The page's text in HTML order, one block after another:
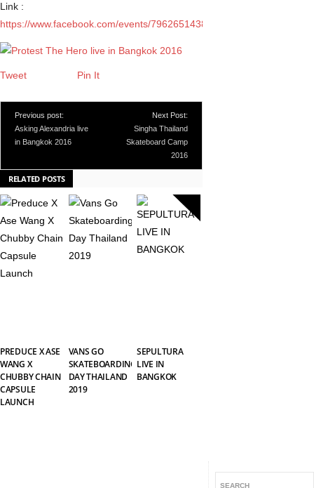
Link :
https://www.facebook.com/events/796265143811198/
Tweet Pin It
Previous post:
Asking Alexandria live
in Bangkok 2016
Next Post:
Singha Thailand
Skateboard Camp
2016
RELATED POSTS
PREDUCE X ASE
WANG X
CHUBBY CHAIN
CAPSULE
LAUNCH
VANS GO
SKATEBOARDING
DAY THAILAND
2019
SEPULTURA
LIVE IN
BANGKOK